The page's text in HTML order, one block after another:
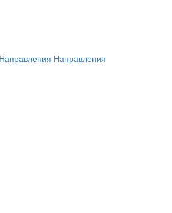
Направления Направления